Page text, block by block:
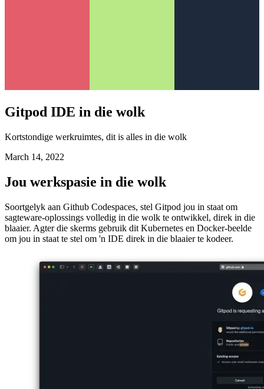
Gitpod IDE in die wolk
March 14, 2022
Jou werkspasie in die wolk
Soortgelyk aan Github Codespaces, stel Gitpod jou in staat om
blaaier. Agter die skerms gebruik dit Kubernetes en Docker-beelde
om jou in staat te stel om 'n IDE direk in die blaaier te kodeer.